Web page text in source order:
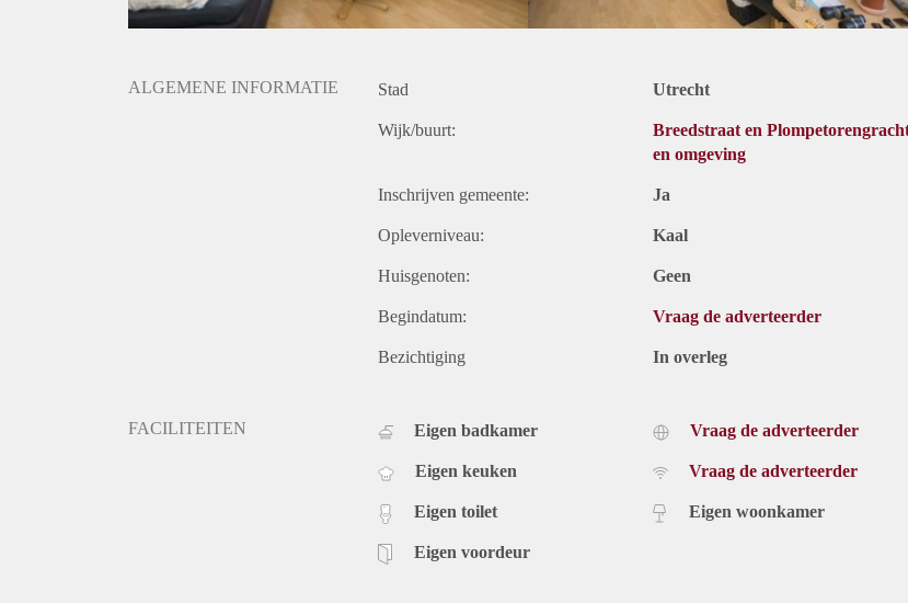
ALGEMENE INFORMATIE Stad Utrecht
Wijk/buurt:
Breedstraat en
en omgeving
Inschrijven gemeente: Ja
Opleverniveau: Kaal
Huisgenoten: Geen
Begindatum: Vraag de adverteerder
Bezichtiging In overleg
FACILITEITEN Eigen badkamer
Eigen keuken
Eigen toilet
Eigen voordeur
Vraag de adverteerder
Vraag de adverteerder
Eigen woonkamer